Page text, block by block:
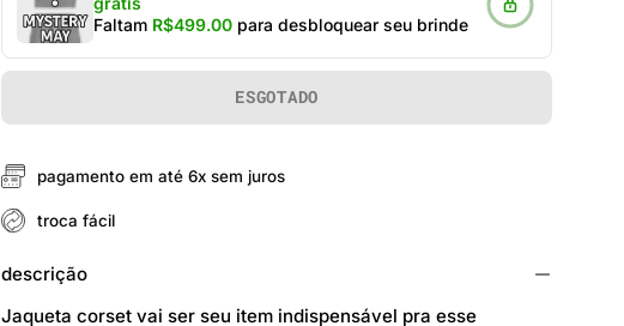
Faltam R$499.00 para desbloquear seu brinde
ESGOTADO
pagamento em até 6x sem juros
troca fácil
descrição
Jaqueta corset vai ser seu item indispensável pra esse